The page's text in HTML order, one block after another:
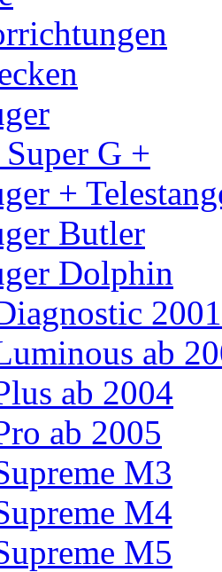
G +
+
Butler
Dolphin
ab
ab 2004
ab 2005
M3
M4
M5